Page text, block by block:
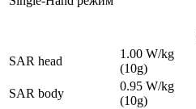
SAR head
1.00 W/kg
(10g)
SAR body
0.95 W/kg
(10g)